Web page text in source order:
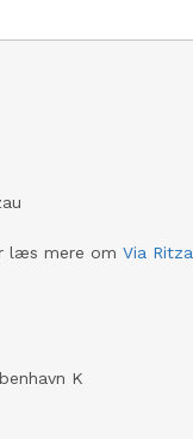
læs mere om Via
K